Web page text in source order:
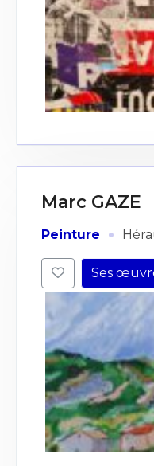
* Champ obligatoire
Prénom
Statut / Organisation
J'accepte les
Marc GAZE
Peinture ·
Ses